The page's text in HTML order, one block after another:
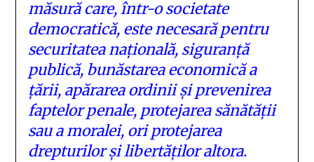
măsură care, într-o societate
democratică, este necesară pentru
securitatea națională, siguranță
publică, bunăstarea economică a
țării, apărarea ordinii și prevenirea
faptelor penale, protejarea sănătății
sau a moralei, ori protejarea
drepturilor și libertăților altora.